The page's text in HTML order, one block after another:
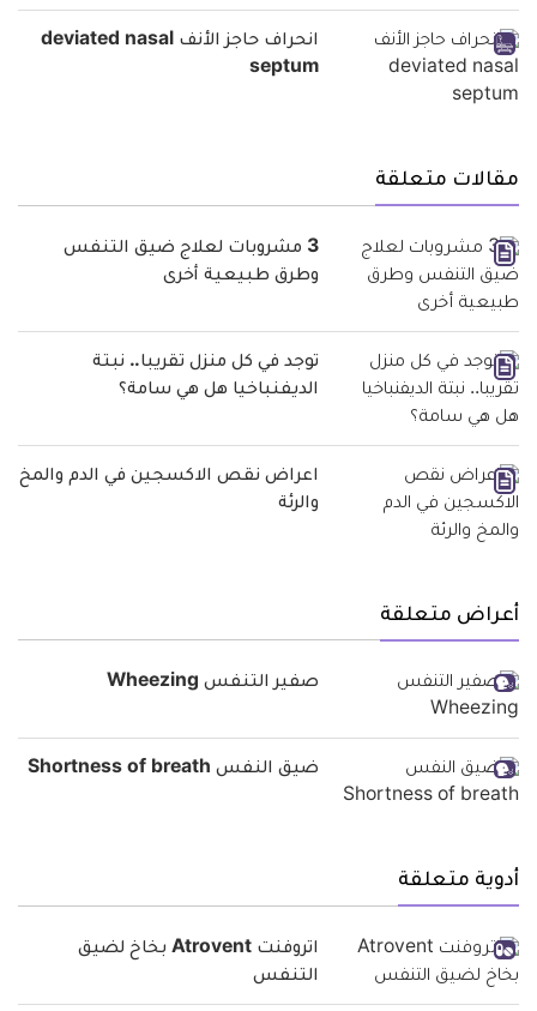
انحراف حاجز الأنف deviated nasal
septum
مقالات متعلقة
3 مشروبات لعلاج ضيق التنفس
وطرق طبيعية أخرى
توجد في كل منزل تقريبا.. نبتة
الديفنباخيا هل هي سامة؟
اعراض نقص الاكسجين في الدم والمخ
والرئة
أعراض متعلقة
صفير التنفس Wheezing
ضيق النفس Shortness of breath
أدوية متعلقة
اتروفنت Atrovent بخاخ لضيق
التنفس